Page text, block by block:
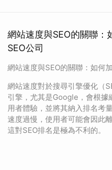
網站速度與SEO的關聯：
SEO公司
網站速度與SEO的關聯：如何
網站速度對於搜尋引擎優化（
引擎，尤其是Google，會根據
用者體驗，並將其納入排名考
速度過慢，使用者可能會因此
這對SEO排名是極為不利的。